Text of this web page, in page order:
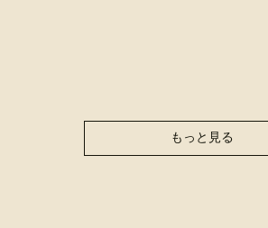
もっと見る